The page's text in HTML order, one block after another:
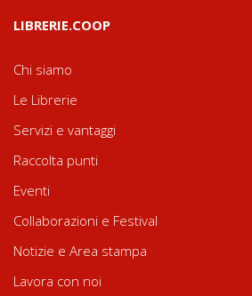
LIBRERIE.COOP
Chi siamo
Le Librerie
Servizi e vantaggi
Raccolta punti
Eventi
Collaborazioni e Festival
Notizie e Area stampa
Lavora con noi